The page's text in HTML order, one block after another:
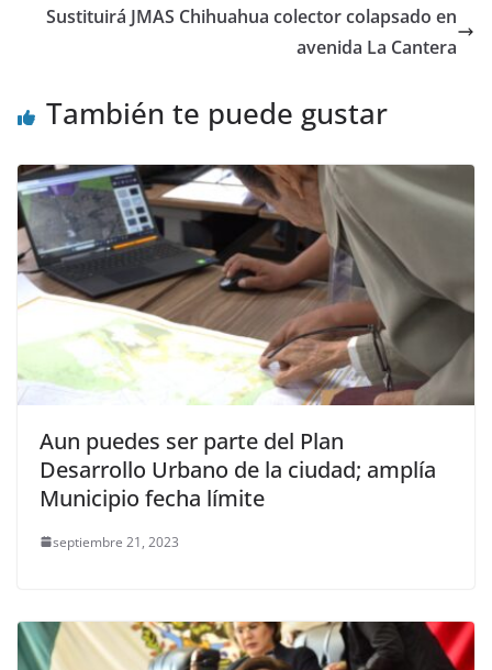
Sustituirá JMAS Chihuahua colector colapsado en
avenida La Cantera
También te puede gustar
Aun puedes ser parte del Plan
Desarrollo Urbano de la ciudad; amplía
Municipio fecha límite
septiembre 21, 2023